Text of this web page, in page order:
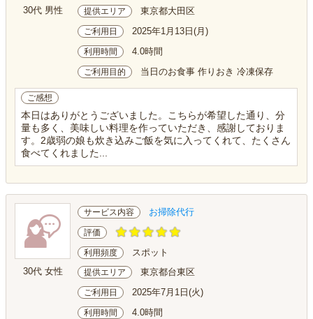
30代 男性 提供エリア 東京都大田区
ご利用日 2025年1月13日(月)
利用時間 4.0時間
ご利用目的 当日のお食事 作りおき 冷凍保存
ご感想
本日はありがとうございました。こちらが希望した通り、分
量も多く、美味しい料理を作っていただき、感謝しておりま
す。2歳弱の娘も炊き込みご飯を気に入ってくれて、たくさん
食べてくれました...
30代 女性
サービス内容 お掃除代行
評価
利用頻度 スポット
提供エリア 東京都台東区
ご利用日 2025年7月1日(火)
利用時間 4.0時間